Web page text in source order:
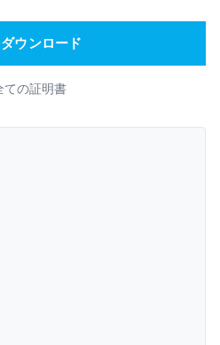
ウンロード
の証明書